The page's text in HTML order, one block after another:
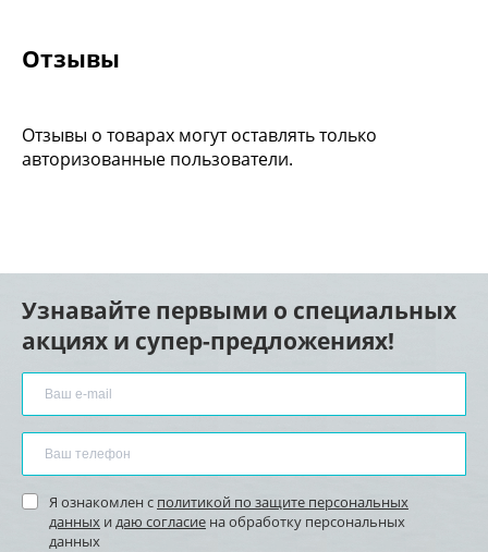
Отзывы
Отзывы о товарах могут оставлять только
авторизованные пользователи.
Узнавайте первыми о специальных
акциях и супер-предложениях!
Я ознакомлен с политикой по защите персональных
данных и даю согласие на обработку персональных
данных